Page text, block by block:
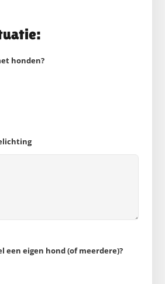
honden?
een eigen hond (of meerdere)?